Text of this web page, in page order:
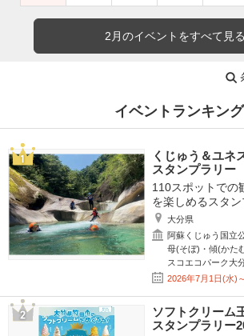
2月のイベントをすべて見る
イベントランキング
くじゅう＆ユネ
スタンプラリー
110スポットでの
を楽しめるスタ
大分県
阿蘇くじゅう国立
母(そぼ)・傾(かた
スコエコパーク大
2026年7月1日(水)
ソフトクリーム
スタンプラリー